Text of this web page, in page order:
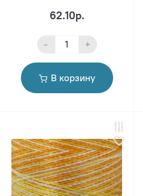
62.10р.
- +
В корзину